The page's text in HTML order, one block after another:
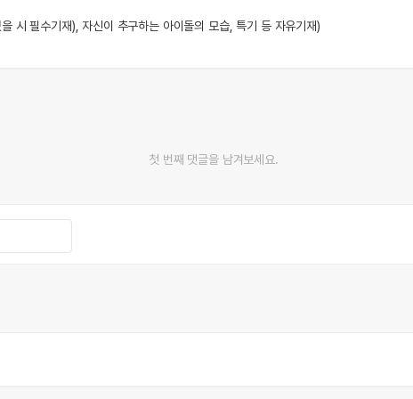
시 필수기재), 자신이 추구하는 아이돌의 모습, 특기 등 자유기재)
첫 번째 댓글을 남겨보세요.